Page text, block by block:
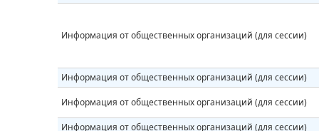
Информация от общественных организаций (для сессии)
Информация от общественных организаций (для сессии)
Информация от общественных организаций (для сессии)
Информация от общественных организаций (для сессии)